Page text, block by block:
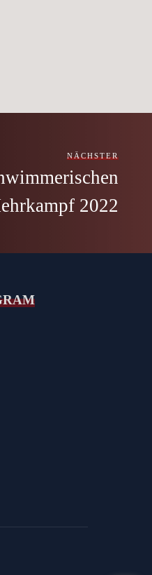
NÄCHSTER
2022